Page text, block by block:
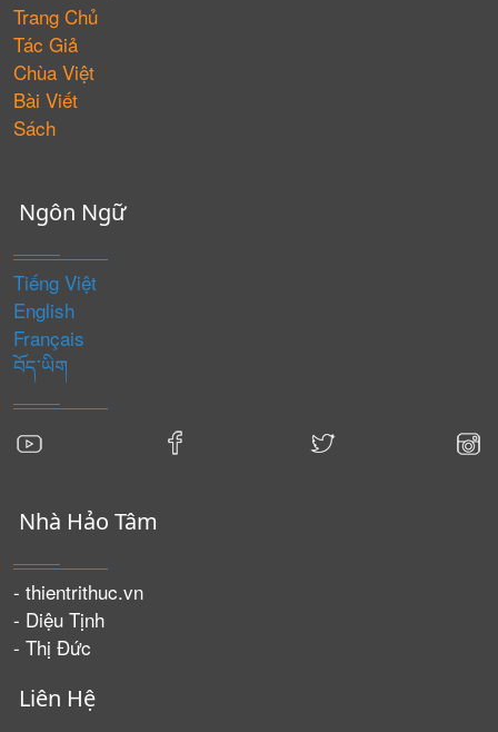
Trang Chủ
Tác Giả
Chùa Việt
Bài Viết
Sách
Ngôn Ngữ
Tiếng Việt
English
Français
བོད་ཡིག
Nhà Hảo Tâm
- thientrithuc.vn
- Diệu Tịnh
- Thị Đức
Liên Hệ